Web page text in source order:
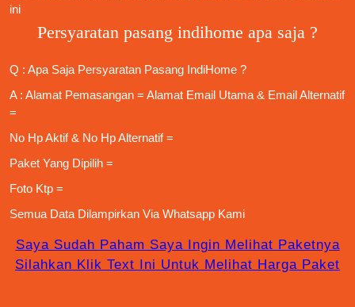
ini
Persyaratan pasang indihome apa saja ?
Q : Apa Saja Persyaratan Pasang IndiHome ?
A : Alamat Pemasangan = Alamat Email Utama & Email Alternatif
=
No Hp Aktif & No Hp Alternatif =
Paket Yang Dipilih =
Foto Ktp =
Semua Data Dilampirkan Via Whatsapp Kami
Saya Sudah Paham Saya Ingin Melihat Paketnya
Silahkan Klik Text Ini Untuk Melihat Harga Paket